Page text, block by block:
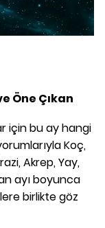
Öne Çıkan
için bu ay hangi
Koç,
Akrep, Yay,
ayı boyunca
birlikte göz